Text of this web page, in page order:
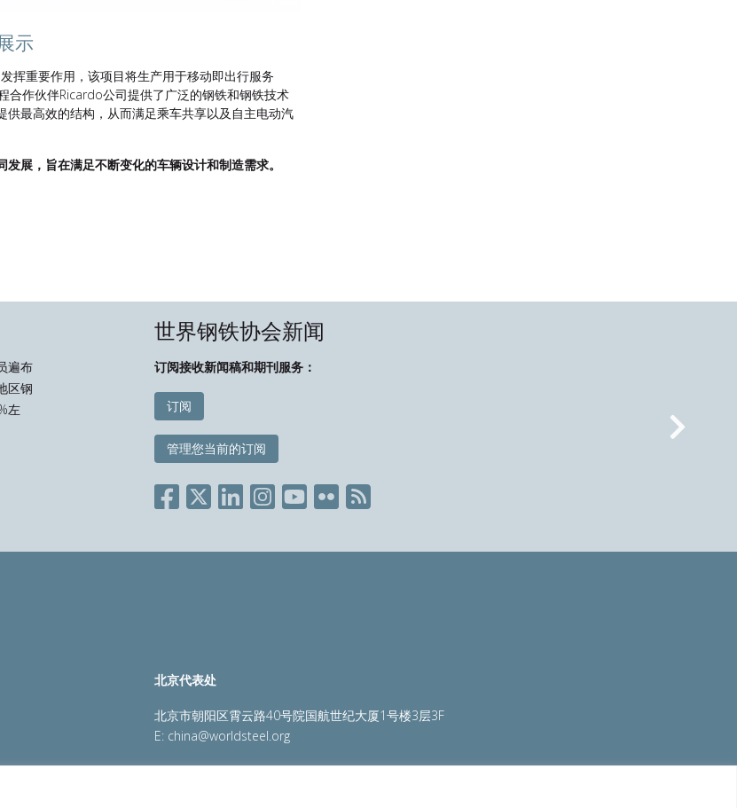
示
挥重要作用，该项目将生产用于移动即出行服务
合作伙伴Ricardo公司提供了广泛的钢铁和钢铁技术
最高效的结构，从而满足乘车共享以及自主电动汽
展，旨在满足不断变化的车辆设计和制造需求。
遍布
区钢
左
世界钢铁协会新闻
订阅接收新闻稿和期刊服务：
订阅
管理您当前的订阅 Next
北京代表处
北京市朝阳区霄云路40号院国航世纪大厦1号楼3层3F
E: china@worldsteel.org